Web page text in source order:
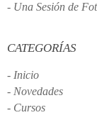
- Una Sesión de
CATEGORÍAS
- Inicio
- Novedades
- Cursos